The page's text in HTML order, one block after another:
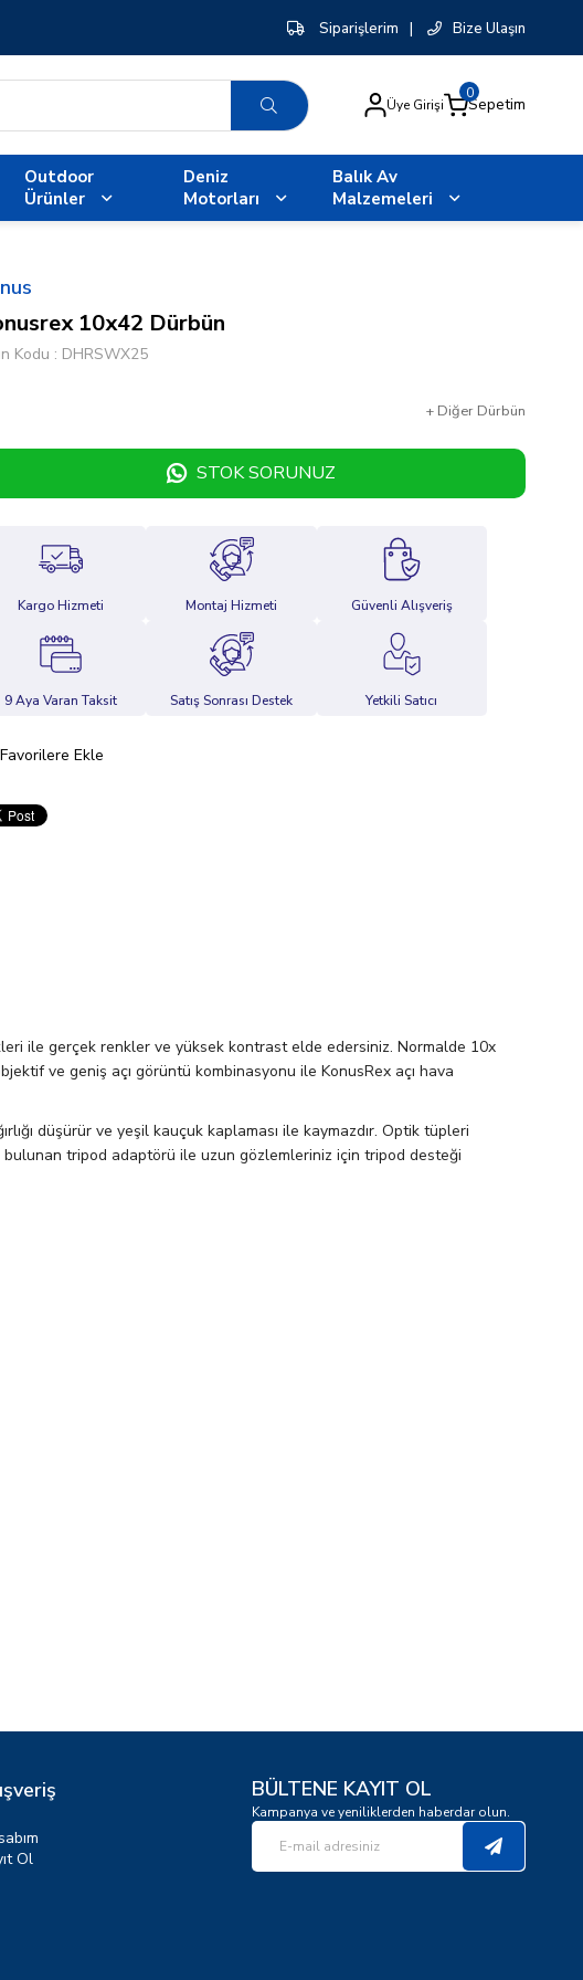
Siparişlerim | Bize Ulaşın
Üye Girişi Sepetim
0
Outdoor
Ürünler
Deniz
Motorları
Balık Av
Malzemeleri
10x42 Dürbün
Kodu DHRSWX25
+ Diğer Dürbün
STOK SORUNUZ
Kargo Hizmeti Montaj Hizmeti Güvenli Alışveriş
9 Aya Varan Taksit Satış Sonrası Destek Yetkili Satıcı
Favorilere Ekle
ile gerçek renkler ve yüksek kontrast elde edersiniz. Normalde 10x
ve geniş açı görüntü kombinasyonu ile KonusRex açı hava
düşürür ve yeşil kauçuk kaplaması ile kaymazdır. Optik tüpleri
bulunan tripod adaptörü ile uzun gözlemleriniz için tripod desteği
Ol
BÜLTENE KAYIT OL
Kampanya ve yeniliklerden haberdar olun.